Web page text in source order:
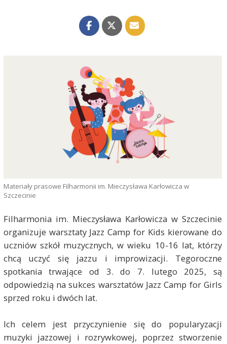
Materiały prasowe Filharmonii im. Mieczysława Karłowicza w
Szczecinie
Filharmonia im. Mieczysława Karłowicza w Szczecinie
organizuje warsztaty Jazz Camp for Kids kierowane do
uczniów szkół muzycznych, w wieku 10-16 lat, którzy
chcą uczyć się jazzu i improwizacji. Tegoroczne
spotkania trwające od 3. do 7. lutego 2025, są
odpowiedzią na sukces warsztatów Jazz Camp for Girls
sprzed roku i dwóch lat.
Ich celem jest przyczynienie się do popularyzacji
muzyki jazzowej i rozrywkowej, poprzez stworzenie